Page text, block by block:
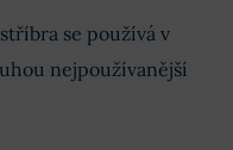
se používá v
nejpoužívanější